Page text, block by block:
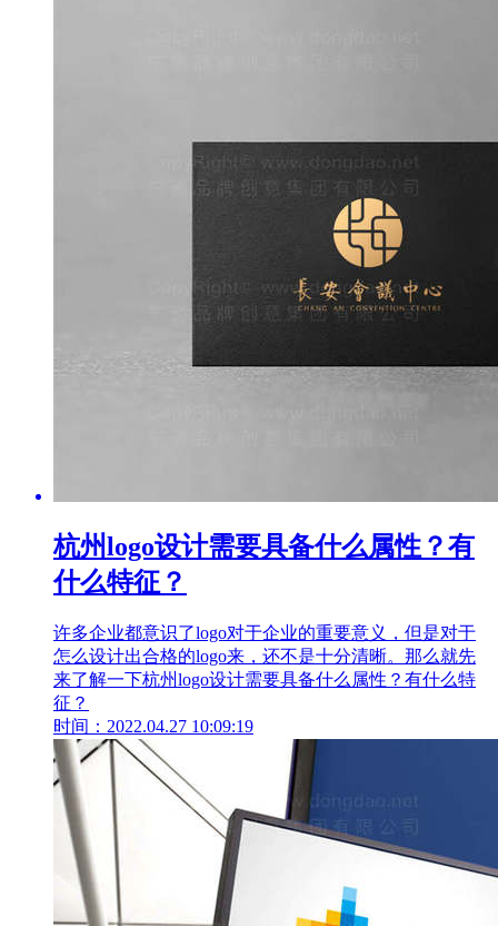
杭州logo设计需要具备什么属性？有
什么特征？
许多企业都意识了logo对于企业的重要意义，但是对于
怎么设计出合格的logo来，还不是十分清晰。那么就先
来了解一下杭州logo设计需要具备什么属性？有什么特
征？
时间：2022.04.27 10:09:19